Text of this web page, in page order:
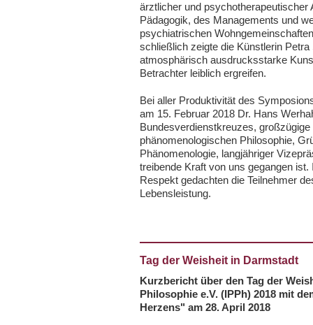
ärztlicher und psychotherapeutischer
Pädagogik, des Managements und
psychiatrischen
schließlich zeigte die Künstlerin
atmosphärisch ausdrucksstarke
Betrachter leiblich ergreifen.
Bei aller Produktivität des
am 15. Februar 2018 Dr. Hans
Bundesverdienstkreuzes, großzügige
phänomenologischen Philosophie,
Phänomenologie, langjähriger
treibende Kraft von uns gegangen
Respekt gedachten die Teilnehmer
Lebensleistung.
Tag der Weisheit in Darmstadt
Kurzbericht über den Tag der
Philosophie e.V. (IPPh) 2018 mit
Herzens" am 28. April 2018